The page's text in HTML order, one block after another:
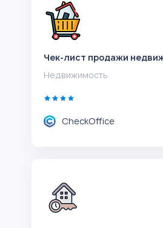
Чек-лист продажи
Недвижимость
CheckOffice